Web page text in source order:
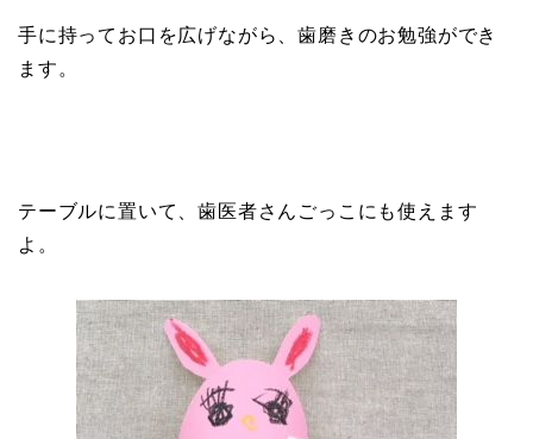
手に持ってお口を広げながら、歯磨きのお勉強ができ
ます。
テーブルに置いて、歯医者さんごっこにも使えます
よ。